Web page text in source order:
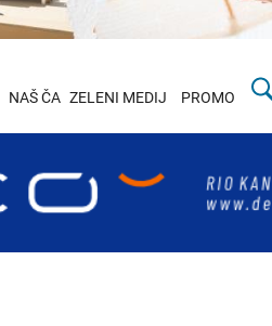
NAŠ ČA ZELENI MEDIJ PROMO